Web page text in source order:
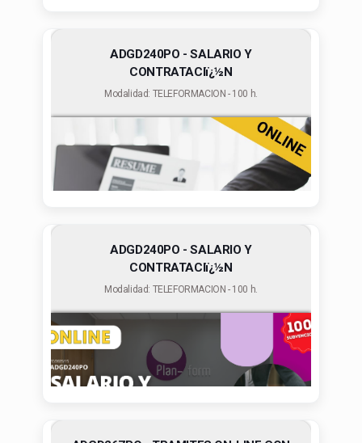
ADGD240PO - SALARIO Y
CONTRATACIï¿½N
Modalidad: TELEFORMACION - 100 h.
ADGD240PO - SALARIO Y
CONTRATACIï¿½N
Modalidad: TELEFORMACION - 100 h.